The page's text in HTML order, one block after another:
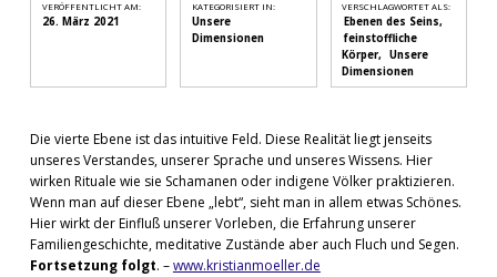
VERÖFFENTLICHT AM:
26. März 2021
KATEGORISIERT IN:
Unsere
Dimensionen
VERSCHLAGWORTET ALS:
Ebenen des Seins
feinstoffliche
Körper
Unsere
Dimensionen
Die vierte Ebene ist das intuitive Feld. Diese Realität liegt jenseits
unseres Verstandes, unserer Sprache und unseres Wissens. Hier
wirken Rituale wie sie Schamanen oder indigene Völker praktizieren.
Wenn man auf dieser Ebene „lebt“, sieht man in allem etwas Schönes.
Hier wirkt der Einfluß unserer Vorleben, die Erfahrung unserer
Familiengeschichte, meditative Zustände aber auch Fluch und Segen.
Fortsetzung folgt. –www.kristianmoeller.de